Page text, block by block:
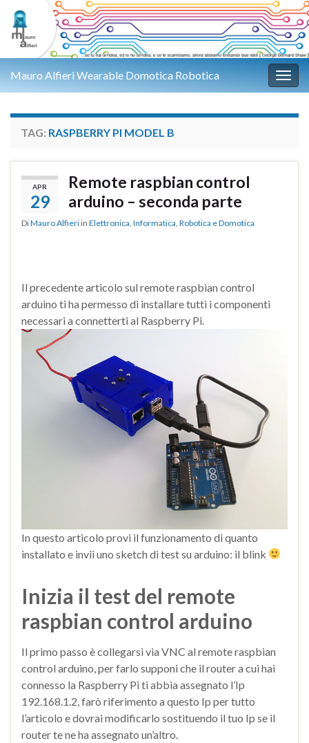
Mauro Alfieri Wearable Domotica Robotica
TAG: RASPBERRY PI MODEL B
APR
29
Remote raspbian control
arduino – seconda parte
DiMauro Alfieri in Elettronica, Informatica, Robotica e Domotica
Il precedente articolo sul remote raspbian control
arduino ti ha permesso di installare tutti i componenti
necessari a connetterti al Raspberry Pi.
In questo articolo provi il funzionamento di quanto
installato e invii uno sketch di test su arduino: il blink
Inizia il test del remote
raspbian control arduino
Il primo passo è collegarsi via VNC al remote raspbian
control arduino, per farlo supponi che il router a cui hai
connesso la Raspberry Pi ti abbia assegnato l’Ip
192.168.1.2, farò riferimento a questo Ip per tutto
l’articolo e dovrai modificarlo sostituendo il tuo Ip se il
router te ne ha assegnato un’altro.